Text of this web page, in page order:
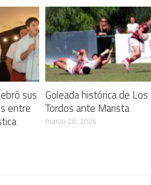
sus
entre
Goleada histórica de Los
Tordos ante Marista
marzo 16, 2026